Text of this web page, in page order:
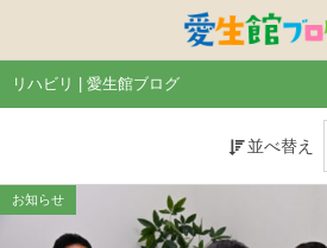
リハビリ | 愛生館ブログ
並べ替え
お知らせ
小林記念病院
病院デイケアセンター
老人保健施設ひまわり
特別養護老人ホームひまわり
DSひまわり
特別養護老人ホームひまわり・安城
CPひまわり・安城
複合施設CORRIN
碧カレッジ
イベント